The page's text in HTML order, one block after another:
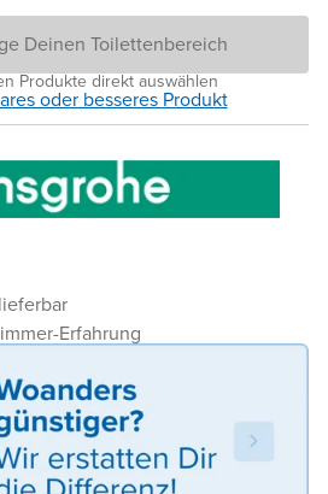
Erfahrung
Deinen Toilettenbereich
Produkte direkt auswählen
oder besseres Produkt